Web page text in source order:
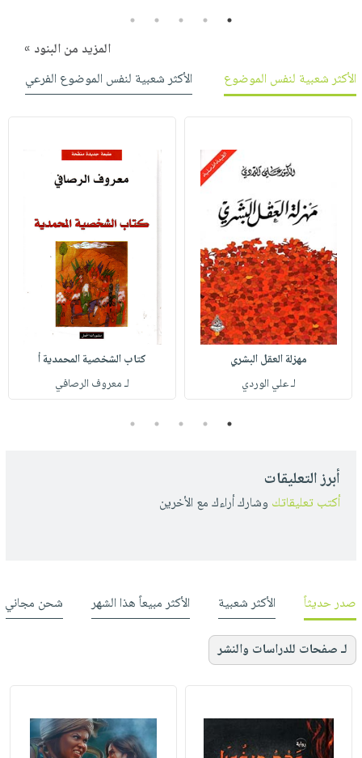
1
2
3
4
5
المزيد من البنود »
الأكثر شعبية لنفس الموضوع
الأكثر شعبية لنفس الموضوع الفرعي
مهزلة العقل البشري
لـ علي الوردي
كتاب الشخصية المحمدية أ
لـ معروف الرصافي
1
2
3
4
5
أبرز التعليقات
أكتب تعليقاتك وشارك أراءك مع الأخرين
صدر حديثاً الأكثر شعبية الأكثر مبيعاً هذا الشهر شحن مجاني
لـ صفحات للدراسات والنشر